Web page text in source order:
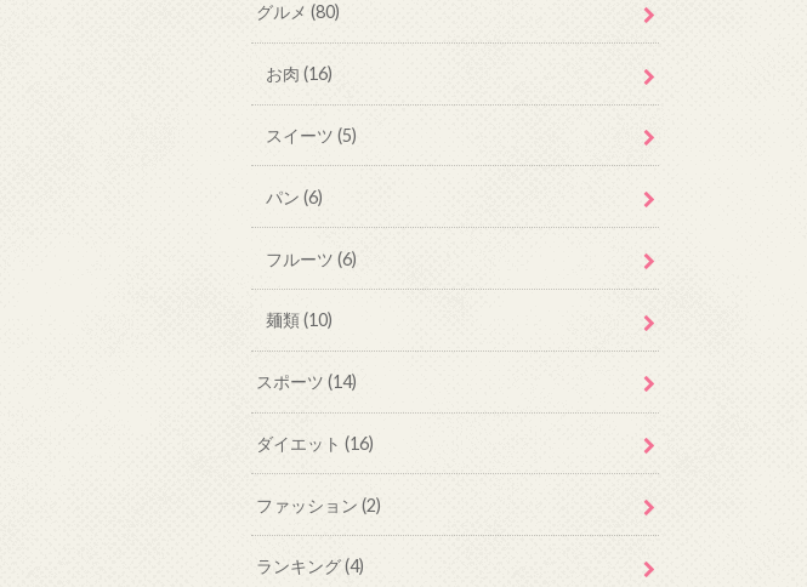
グルメ(80)
お肉 (16)
スイーツ (5)
パン (6)
フルーツ (6)
麺類(10)
スポーツ(14)
ダイエット(16)
ファッション(2)
ランキング(4)